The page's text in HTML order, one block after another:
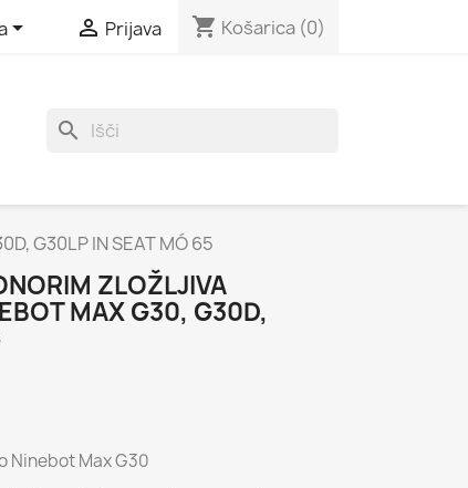
  Prijava shopping_cart Košarica (0)
search
G30LP IN SEAT MÓ 65
ZLOŽLJIVA
MAX G30, G30D,
Ninebot Max G30